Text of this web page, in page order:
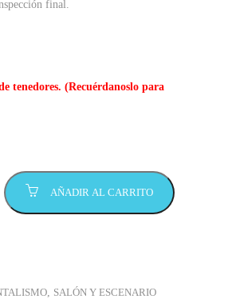
final.
tenedores. (Recuérdanoslo para
AÑADIR AL CARRITO
, SALÓN Y ESCENARIO